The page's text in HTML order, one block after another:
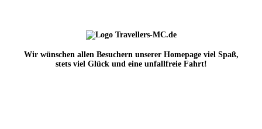
Wir wünschen allen Besuchern unserer Homepage viel Spaß,
stets viel Glück und eine unfallfreie Fahrt!